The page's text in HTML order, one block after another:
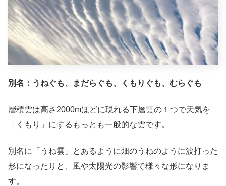
別名：うねぐも、まだらぐも、くもりぐも、むらぐも
層積雲は高さ2000mほどに現れる下層雲の１つで天気を
「くもり」にするもっとも一般的な雲です。
別名に「うね雲」とあるように畑のうねのように波打った
形になったりと、風や太陽光の影響で様々な形になりま
す。